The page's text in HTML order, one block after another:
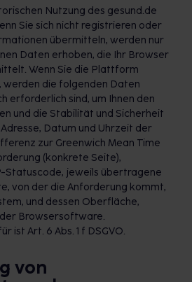
Nutzung des gesund.de
Sie sich nicht registrieren oder
übermitteln, werden nur
Daten erhoben, die Ihr Browser
Wenn Sie die Plattform
die folgenden Daten
erforderlich sind, um Ihnen den
und die Stabilität und Sicherheit
Datum und Uhrzeit der
zur Greenwich Mean Time
(konkrete Seite),
jeweils übertragene
von der die Anforderung kommt,
und dessen Oberfläche,
Browsersoftware.
ist Art. 6 Abs. 1 f DSGVO.
von